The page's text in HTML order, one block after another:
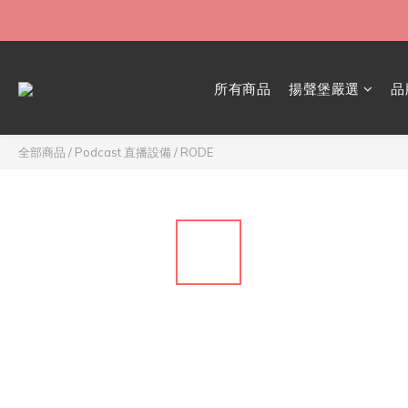
所有商品 揚聲堡嚴選 品
全部商品 / Podcast 直播設備/ RODE